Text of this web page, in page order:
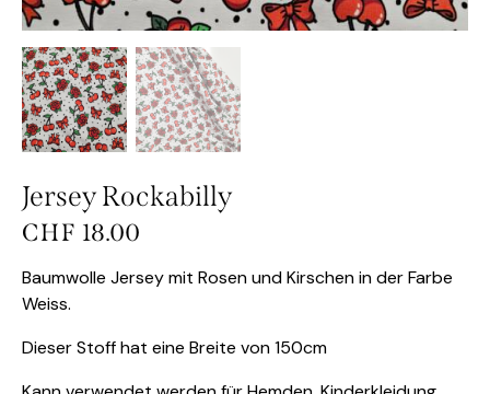
Jersey Rockabilly
CHF 18.00
Baumwolle Jersey mit Rosen und Kirschen in der Farbe
Weiss.
Dieser Stoff hat eine Breite von 150cm